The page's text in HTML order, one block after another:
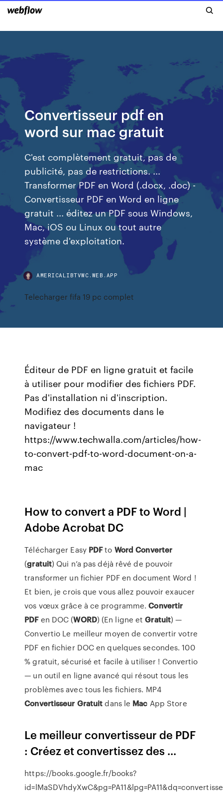
Convertisseur pdf en
word sur mac gratuit
C'est complètement gratuit, pas de
publicité, pas de restrictions. ...
Transformer PDF en Word (.docx, .doc) -
Convertisseur PDF en Word en ligne
gratuit ... éditez un PDF sous Windows,
Mac, iOS ou Linux ou tout autre
système d'exploitation.
AMERICALIBTVWC.WEB.APP
Telecharger fifa 19 pc complet
Éditeur de PDF en ligne gratuit et facile
à utiliser pour modifier des fichiers PDF.
Pas d'installation ni d'inscription.
Modifiez des documents dans le
navigateur !
https://www.techwalla.com/articles/how-
to-convert-pdf-to-word-document-on-a-
mac
How to convert a PDF to Word |
Adobe Acrobat DC
Télécharger Easy PDFto Word Converter
(gratuit) Qui n’a pas déjà rêvé de pouvoir
transformer un fichier PDF en document Word !
Et bien, je crois que vous allez pouvoir exaucer
vos vœux grâce à ce programme.Convertir
PDFen DOC (WORD) (En ligne etGratuit) —
Convertio Le meilleur moyen de convertir votre
PDF en fichier DOC en quelques secondes. 100
% gratuit, sécurisé et facile à utiliser ! Convertio
— un outil en ligne avancé qui résout tous les
problèmes avec tous les fichiers. ‎MP4
Convertisseur Gratuitdans le Mac App Store
Le meilleur convertisseur de PDF
: Créez et convertissez des ...
https://books.google.fr/books?